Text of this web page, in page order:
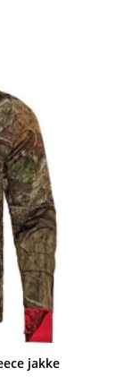
jakke